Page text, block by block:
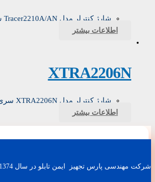
شارژ کنترلر مدل Tracer2210A/AN سری MPPT برند EPEVER
اطلاعات بیشتر
XTRA2206N
شارژ کنترلر مدل XTRA2206N سری MPPT برند EPEVER
اطلاعات بیشتر
شرکت مهندسی پارس تجهیز ایمن تابلو در سال 1374 تأسیس گردیده است که با طراحی و ساخت باطری شارژرهای صنعتی، اینورترهای AC (کنترل دور موتور) و UPS های صنعتی کار خود را آغاز نمود.